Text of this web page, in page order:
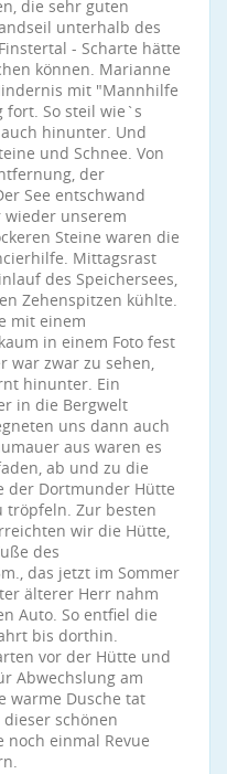
die sehr guten
unterhalb des
- Scharte hätte
können. Marianne
mit "Mannhilfe
fort. So steil wie`s
hinunter. Und
und Schnee. Von
der
See entschwand
unserem
Steine waren die
Mittagsrast
des Speichersees,
Zehenspitzen kühlte.
mit einem
in einem Foto fest
war zwar zu sehen,
hinunter. Ein
in die Bergwelt
uns dann auch
aus waren es
ab und zu die
der Dortmunder Hütte
tröpfeln. Zur besten
wir die Hütte,
des
das jetzt im Sommer
älterer Herr nahm
Auto. So entfiel die
bis dorthin.
vor der Hütte und
Abwechslung am
warme Dusche tat
schönen
einmal Revue